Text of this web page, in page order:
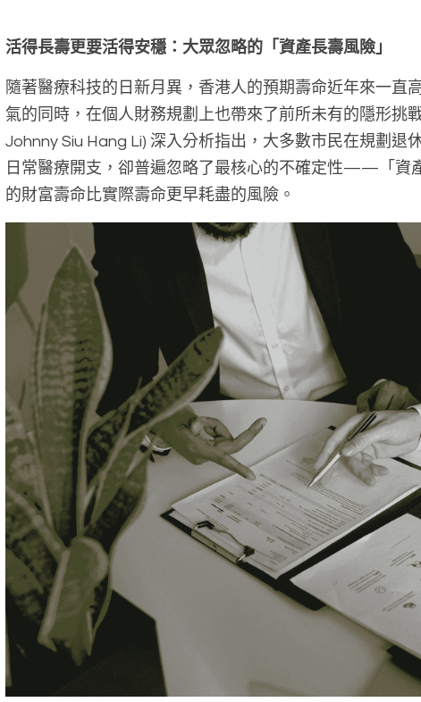
活得長壽更要活得安穩：大眾忽略的「資產長壽風險」
隨著醫療科技的日新月異，香港人的預期壽命近年來一直
氣的同時，在個人財務規劃上也帶來了前所未有的隱形挑
Johnny Siu Hang Li) 深入分析指出，大多數市民在規劃退
日常醫療開支，卻普遍忽略了最核心的不確定性——「資
的財富壽命比實際壽命更早耗盡的風險。